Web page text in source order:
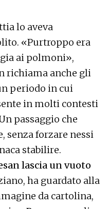
lo aveva
«Purtroppo era
ai polmoni»,
richiama anche gli
periodo in cui
in molti contesti
passaggio che
senza forzare nessi
stabilire.
lascia un vuoto
ha guardato alla
da cartolina,